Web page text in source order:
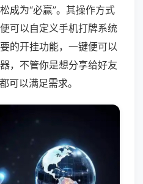
成为“必赢”。其操作方式
可以自定义手机打牌系统
的开挂功能，一键便可以
，不管你是想分享给好友
可以满足需求。